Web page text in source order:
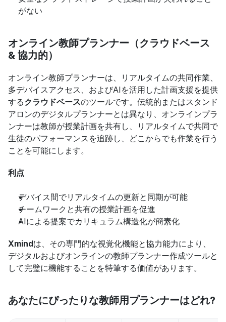
がない
オンライン教師プランナー（クラウドベース
& 協力的）
オンライン教師プランナーは、リアルタイムの共同作業、
多デバイスアクセス、およびAIを活用した計画支援を提供
するクラウドベースのツールです。伝統的またはスタンド
アロンのデジタルプランナーとは異なり、オンラインプラ
ンナーは教師が授業計画を共有し、リアルタイムで共同で
生徒のパフォーマンスを追跡し、どこからでも作業を行う
ことを可能にします。
利点
デバイス間でリアルタイムの更新と同期が可能
チームワークと共有の授業計画を促進
AIによる提案でカリキュラム構造化が簡素化
Xmindは、その専門的な視覚化機能と協力能力により、
デジタルおよびオンラインの教師プランナー作成ツールと
して完璧に機能することを特筆する価値があります。
あなたにぴったりな教師用プランナーはどれ?